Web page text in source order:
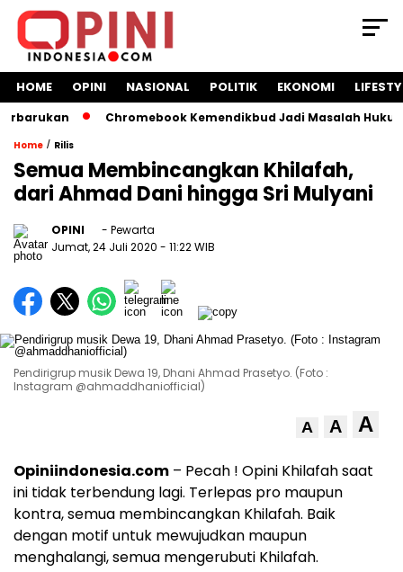
HOME OPINI NASIONAL POLITIK EKONOMI
Chromebook Kemendikbud Jadi Masalah Hukum:
Home / Rilis
Semua Membincangkan Khilafah,
dari Ahmad Dani hingga Sri Mulyani
OPINI
- Pewarta
Jumat, 24 Juli 2020 - 11:22 WIB
Pendirigrup musik Dewa 19, Dhani Ahmad Prasetyo. (Foto :
Instagram @ahmaddhaniofficial)
A A A
Opiniindonesia.com – Pecah ! Opini Khilafah saat
ini tidak terbendung lagi. Terlepas pro maupun
kontra, semua membincangkan Khilafah. Baik
dengan motif untuk mewujudkan maupun
menghalangi, semua mengerubuti Khilafah.